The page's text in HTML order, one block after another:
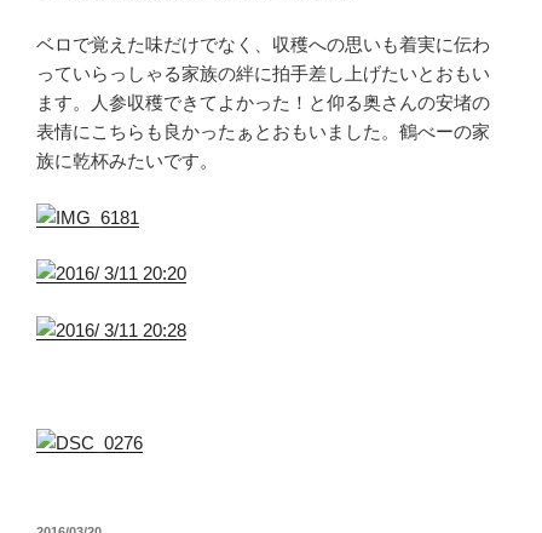
ベロで覚えた味だけでなく、収穫への思いも着実に伝わ
っていらっしゃる家族の絆に拍手差し上げたいとおもい
ます。人参収穫できてよかった！と仰る奥さんの安堵の
表情にこちらも良かったぁとおもいました。鶴べーの家
族に乾杯みたいです。